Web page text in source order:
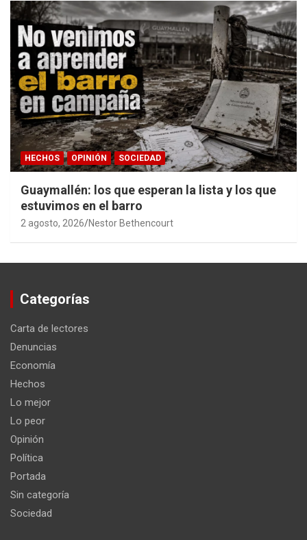
HECHOS OPINIÓN SOCIEDAD
Guaymallén: los que esperan la lista y los que
estuvimos en el barro
2 agosto, 2026 Nestor Bethencourt
Categorías
Carta de lectores
Denuncias
Economía
Hechos
Lo mejor
Lo peor
Opinión
Política
Portada
Sin categoría
Sociedad